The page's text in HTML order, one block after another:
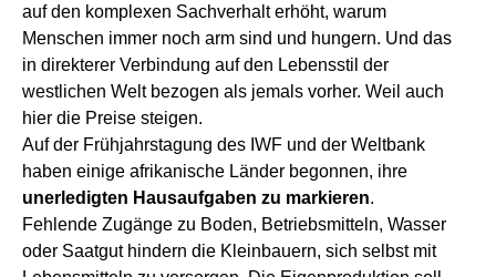
auf den komplexen Sachverhalt erhöht, warum
Menschen immer noch arm sind und hungern. Und das
in direkterer Verbindung auf den Lebensstil der
westlichen Welt bezogen als jemals vorher. Weil auch
hier die Preise steigen.
Auf der Frühjahrstagung des IWF und der Weltbank
haben einige afrikanische Länder begonnen, ihre
unerledigten Hausaufgaben zu markieren.
Fehlende Zugänge zu Boden, Betriebsmitteln, Wasser
oder Saatgut hindern die Kleinbauern, sich selbst mit